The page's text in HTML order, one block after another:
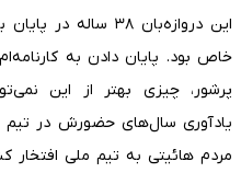
این دروازه‌بان ۳۸
خاص بود. پایان دادن به
پرشور، چیزی بهتر از این
یادآوری سال‌های حضورش در تیم
مردم هائیتی به تیم ملی افتخار